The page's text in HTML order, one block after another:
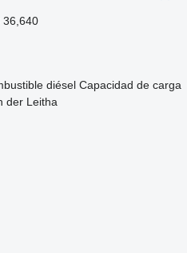
36,640
diésel Capacidad de carga
der Leitha